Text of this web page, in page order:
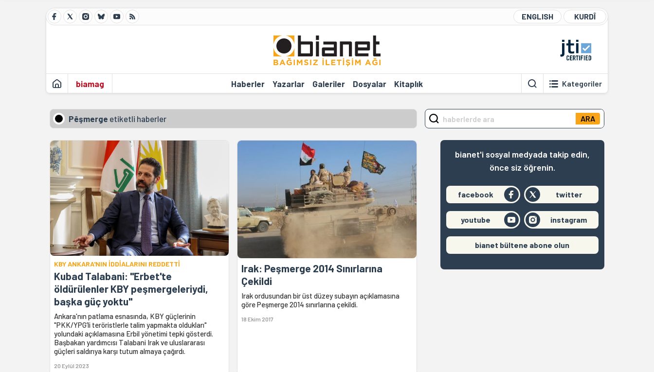
ENGLISH KURDÎ
biamag Haberler Yazarlar Galeriler Dosyalar Kitaplık Kategoriler
Pêşmerge etiketli haberler
KBY ANKARA'NIN İDDİALARINI REDDETTİ
Kubad Talabani: "Erbet'te
öldürülenler KBY peşmergeleriydi,
başka güç yoktu"
Ankara'nın patlama esnasında, KBY güçlerinin
"PKK/YPG’li teröristlerle talim yapmakta oldukları"
yolundaki açıklamasına Erbil yönetimi tepki gösterdi.
Başbakan yardımcısı Talabani Irak ve uluslararası
güçleri saldırıya karşı tutum almaya çağırdı.
20 Eylül 2023
Irak: Peşmerge 2014 Sınırlarına
Çekildi
Irak ordusundan bir üst düzey subayın açıklamasına
göre Peşmerge 2014 sınırlarına çekildi.
18 Ekim 2017
ARA
bianet'i sosyal medyada takip edin,
önce siz öğrenin.
facebook twitter
youtube instagram
bianet bültene abone olun